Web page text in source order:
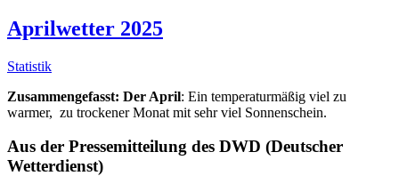
Aprilwetter 2025
Statistik
Zusammengefasst: Der April: Ein temperaturmäßig viel zu
warmer, zu trockener Monat mit sehr viel Sonnenschein.
Aus der Pressemitteilung des DWD (Deutscher
Wetterdienst)